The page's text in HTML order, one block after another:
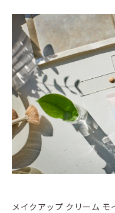
メイクアップ クリーム モ